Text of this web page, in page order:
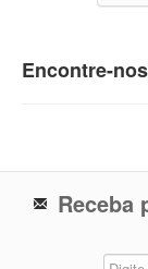
Encontre-
Receba